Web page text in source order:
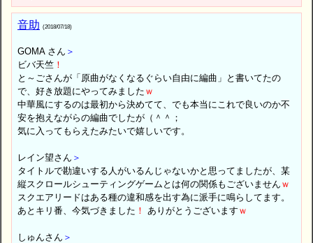
音助 (2018/07/18)
GOMA さん ＞
ビバ天竺 ！
と～ごさんが「原曲がなくなるぐらい自由に編曲」と書いてたの
で、好き放題にやってみました ｗ
中華風にするのは最初から決めてて、でも本当にこれで良いのか不
安を抱えながらの編曲でしたが（＾＾；
気に入ってもらえたみたいで嬉しいです。
レイン望さん ＞
タイトルで勘違いする人がいるんじゃないかと思ってましたが、某
縦スクロールシューティングゲームとは何の関係もございません ｗ
スクエアリードはある種の違和感を出す為に派手に鳴らしてます。
あとキリ番、今気づきました ！ ありがとうございます ｗ
しゅんさん ＞